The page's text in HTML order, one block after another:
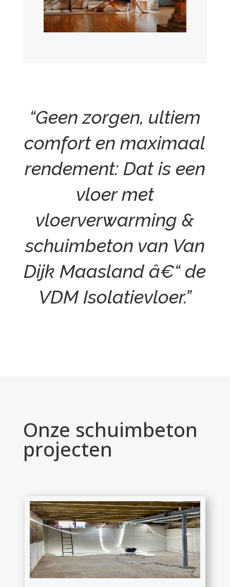
“Geen zorgen, ultiem
comfort en maximaal
rendement: Dat is een
vloer met
vloerverwarming &
schuimbeton van Van
Dijk Maasland â€“ de
VDM Isolatievloer.”
Onze schuimbeton
projecten